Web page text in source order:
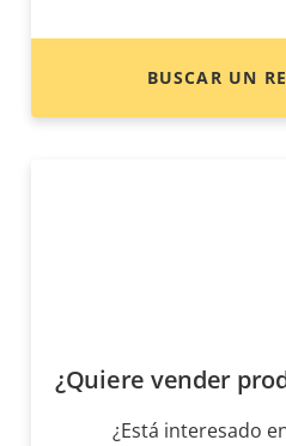
BUSCAR UN
¿Quiere vender
¿Está interesado